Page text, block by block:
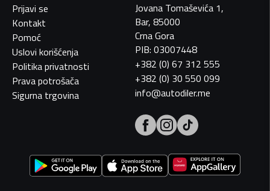
Prijavi se
Kontakt
Pomoć
Uslovi korišćenja
Politika privatnosti
Prava potrošača
Sigurna trgovina
Jovana Tomaševića 1,
Bar, 85000
Crna Gora
PIB: 03007448
+382 (0) 67 312 555
+382 (0) 30 550 099
info@autodiler.me